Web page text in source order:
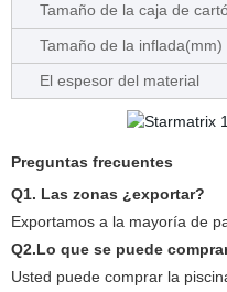
Tamaño de la caja de
Tamaño de la inflada(mm)
El espesor del material
Preguntas frecuentes
Q1. Las zonas ¿exportar?
Exportamos a la mayoría de
Q2.Lo que se puede
Usted puede comprar la